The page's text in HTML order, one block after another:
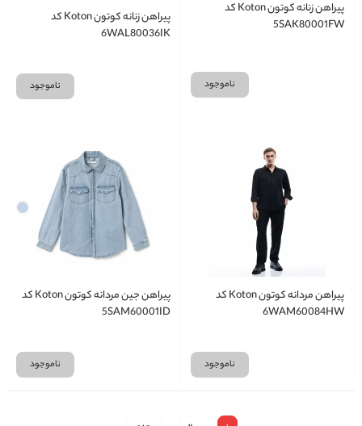
پیراهن زنانه کوتون Koton کد
5SAK80001FW
ناموجود
پیراهن زنانه کوتون Koton کد
6WAL80036IK
ناموجود
پیراهن مردانه کوتون Koton کد
6WAM60084HW
ناموجود
پیراهن جین مردانه کوتون Koton کد
5SAM60001ID
ناموجود